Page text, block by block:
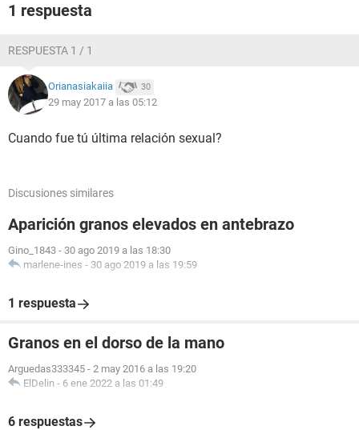
1 respuesta
RESPUESTA 1 / 1
Orianasiakaiia 30
29 may 2017 a las 05:12
Cuando fue tú última relación sexual?
Discusiones similares
Aparición granos elevados en antebrazo
Gino_1843 - 30 ago 2019 a las 18:30
marlene-ines - 30 ago 2019 a las 19:59
1 respuesta
Granos en el dorso de la mano
Arguedas333345 - 2 may 2016 a las 19:20
ElDelin - 6 ene 2022 a las 01:49
6 respuestas